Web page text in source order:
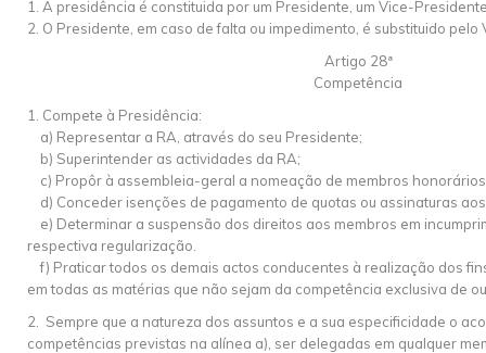
1. A presidência é constituida por um Presidente, um Vice-
2. O Presidente, em caso de falta ou impedimento, é substituido
Artigo 28ª
Competência
1. Compete à Presidência:
a) Representar a RA, através do seu Presidente;
b) Superintender as actividades da RA;
c) Propôr à assembleia-geral a nomeação de membros
d) Conceder isenções de pagamento de quotas ou assinaturas
e) Determinar a suspensão dos direitos aos membros em
respectiva regularização.
f) Praticar todos os demais actos conducentes à realização dos
em todas as matérias que não sejam da competência exclusiva de
2. Sempre que a natureza dos assuntos e a sua especificidade o
competências previstas na alínea a), ser delegadas em qualquer